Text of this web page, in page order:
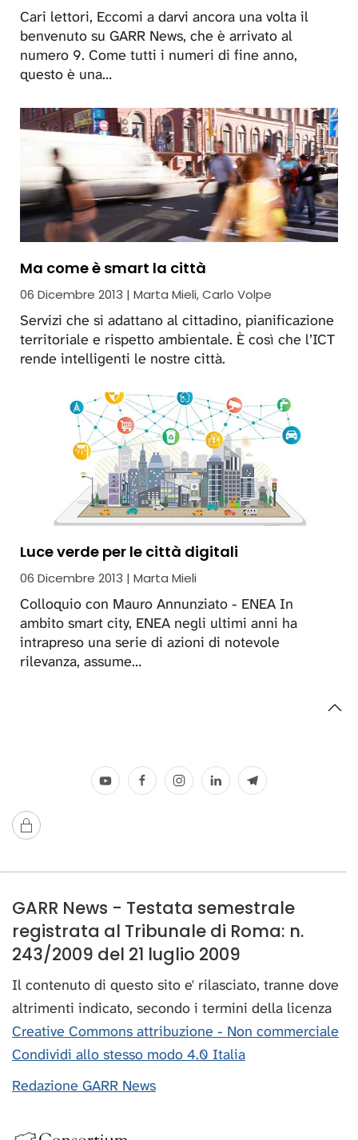
Cari lettori, Eccomi a darvi ancora una volta il
benvenuto su GARR News, che è arrivato al
numero 9. Come tutti i numeri di fine anno,
questo è una…
Ma come è smart la città
06 Dicembre 2013 | Marta Mieli, Carlo Volpe
Servizi che si adattano al cittadino, pianificazione
territoriale e rispetto ambientale. È così che l’ICT
rende intelligenti le nostre città.
Luce verde per le città digitali
06 Dicembre 2013 | Marta Mieli
Colloquio con Mauro Annunziato - ENEA In
ambito smart city, ENEA negli ultimi anni ha
intrapreso una serie di azioni di notevole
rilevanza, assume…
GARR News - Testata semestrale
registrata al Tribunale di Roma: n.
243/2009 del 21 luglio 2009
Il contenuto di questo sito e' rilasciato, tranne dove
altrimenti indicato, secondo i termini della licenza
Creative Commons attribuzione - Non commerciale
Condividi allo stesso modo 4.0 Italia
Redazione GARR News